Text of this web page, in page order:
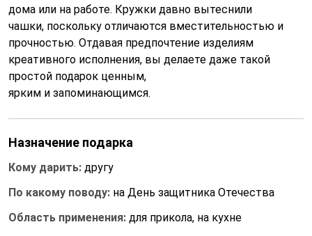
дома или на работе. Кружки давно вытеснили
чашки, поскольку отличаются вместительностью и
прочностью. Отдавая предпочтение изделиям
креативного исполнения, вы делаете даже такой
простой подарок ценным,
ярким и запоминающимся.
Назначение подарка
Кому дарить: другу
По какому поводу: на День защитника Отечества
Область применения: для прикола, на кухне